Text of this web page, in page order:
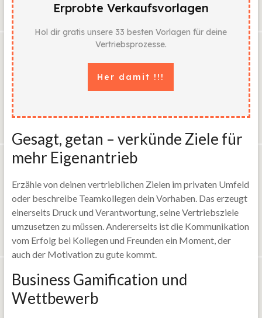
Erprobte Verkaufsvorlagen
Hol dir gratis unsere 33 besten Vorlagen für deine
Vertriebsprozesse.
Her damit !!!
Gesagt, getan – verkünde Ziele für
mehr Eigenantrieb
Erzähle von deinen vertrieblichen Zielen im privaten Umfeld
oder beschreibe Teamkollegen dein Vorhaben. Das erzeugt
einerseits Druck und Verantwortung, seine Vertriebsziele
umzusetzen zu müssen. Andererseits ist die Kommunikation
vom Erfolg bei Kollegen und Freunden ein Moment, der
auch der Motivation zu gute kommt.
Business Gamification und
Wettbewerb